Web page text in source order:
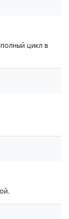
цикл в